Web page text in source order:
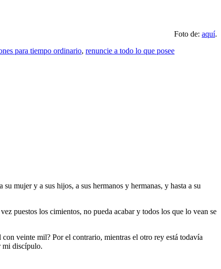
Foto de: aquí.
para tiempo ordinario, renuncie a todo lo que posee
mujer y a sus hijos, a sus hermanos y hermanas, y hasta a su
puestos los cimientos, no pueda acabar y todos los que lo vean se
veinte mil? Por el contrario, mientras el otro rey está todavía
mi discípulo.